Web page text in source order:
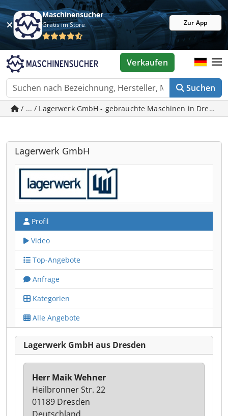
Maschinensucher
Gratis im Store Zur App
Suchen
Verkaufen
/ ... / Lagerwerk GmbH - gebrauchte Maschinen in Dresden
Lagerwerk GmbH
Profil
Video
Top-Angebote
Anfrage
Kategorien
Alle Angebote
Lagerwerk GmbH aus Dresden
Herr Maik Wehner
Heilbronner Str. 22
01189 Dresden